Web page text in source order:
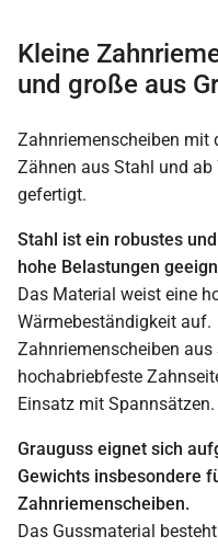
Kleine
und große aus
Zahnriemenscheiben mit
Zähnen aus Stahl und
gefertigt.
Stahl ist ein robustes
hohe Belastungen
Das Material weist eine
Wärmebeständigkeit auf.
Zahnriemenscheiben
hochabriebfeste
Einsatz mit Spannsätzen.
Grauguss eignet sich
Gewichts insbesondere
Zahnriemenscheiben.
Das Gussmaterial